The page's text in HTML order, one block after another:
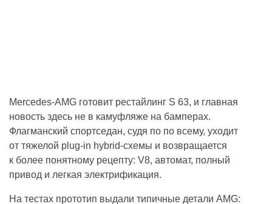
Mercedes-AMG готовит рестайлинг S 63, и главная
новость здесь не в камуфляже на бамперах.
Флагманский спортседан, судя по по всему, уходит
от тяжелой plug-in hybrid-схемы и возвращается
к более понятному рецепту: V8, автомат, полный
привод и легкая электрификация.
На тестах прототип выдали типичные детали AMG: